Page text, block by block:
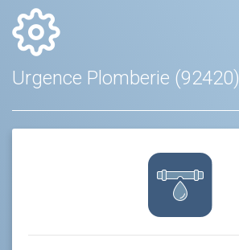
Urgence Plomberie (92420)